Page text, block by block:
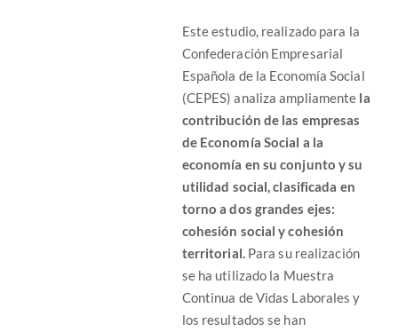
Este estudio, realizado para la
Confederación Empresarial
Española de la Economía Social
(CEPES) analiza ampliamente la
contribución de las empresas
de Economía Social a la
economía en su conjunto y su
utilidad social, clasificada en
torno a dos grandes ejes:
cohesión social y cohesión
territorial. Para su realización
se ha utilizado la Muestra
Continua de Vidas Laborales y
los resultados se han